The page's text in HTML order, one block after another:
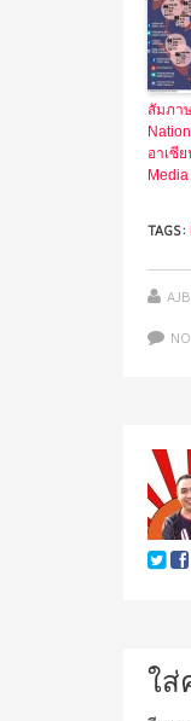
สัมภา
อาเซี
Media
TAGS:
ใส่